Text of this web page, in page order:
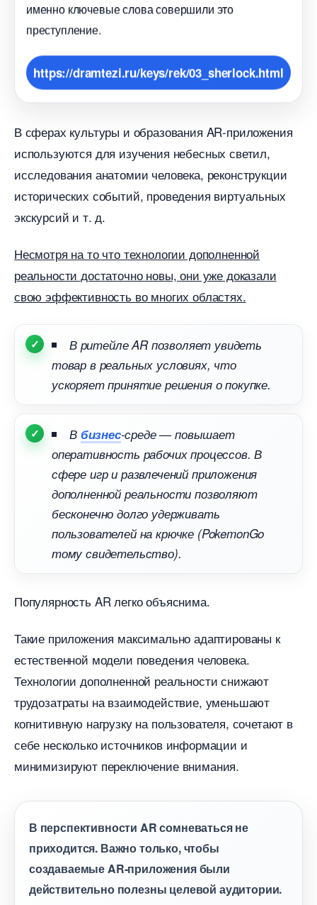
именно ключевые слова совершили это
преступление.
https://dramtezi.ru/keys/rek/03_sherlock.html
сферах культуры и образования AR-приложения
используются для изучения небесных светил,
исследования анатомии человека, реконструкции
исторических событий, проведения виртуальных
экскурсий и т. д.
Несмотря на то что технологии дополненной
реальности достаточно новы, они уже доказали
свою эффективность во многих областях.
ритейле AR позволяет увидеть
товар в реальных условиях, что
ускоряет принятие решения о покупке.
изнес-среде — повышает
оперативность рабочих процессов.
сфере игр и развлечений приложения
дополненной реальности позволяют
есконечно долго удерживать
пользователей на крючке (PokemonGo
тому свидетельство).
Популярность AR легко объяснима.
Такие приложения максимально адаптированы к
естественной модели поведения человека.
Технологии дополненной реальности снижают
трудозатраты на взаимодействие, уменьшают
когнитивную нагрузку на пользователя, сочетают
себе несколько источников информации и
минимизируют переключение внимания.
перспективности AR сомневаться не
приходится. Важно только, чтобы
создаваемые AR-приложения были
действительно полезны целевой аудитории.